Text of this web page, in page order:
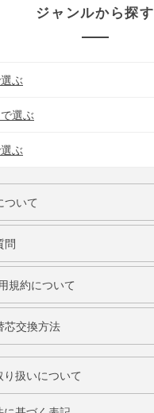
ジャンルから探す
ぶ
選ぶ
ぶ
ついて
問
規約について
芯交換方法
扱いについて